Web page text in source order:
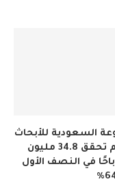
السعودية للأبحاث
والإعلام تحقق 34.8 مليون
في النصف الأول